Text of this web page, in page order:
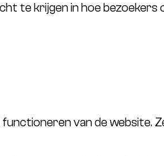
te krijgen in hoe bezoekers
van de website.